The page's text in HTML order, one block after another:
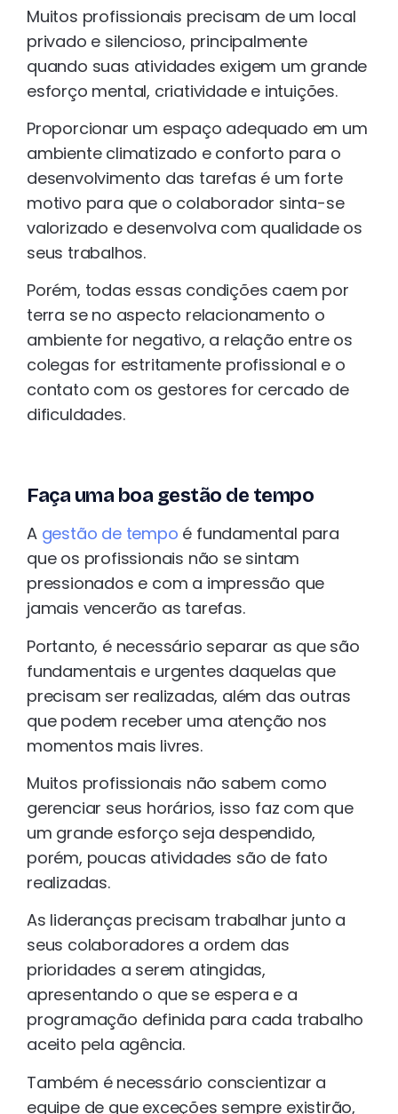
Muitos profissionais precisam de um local
privado e silencioso, principalmente
quando suas atividades exigem um grande
esforço mental, criatividade e intuições.
Proporcionar um espaço adequado em um
ambiente climatizado e conforto para o
desenvolvimento das tarefas é um forte
motivo para que o colaborador sinta-se
valorizado e desenvolva com qualidade os
seus trabalhos.
Porém, todas essas condições caem por
terra se no aspecto relacionamento o
ambiente for negativo, a relação entre os
colegas for estritamente profissional e o
contato com os gestores for cercado de
dificuldades.
Faça uma boa gestão de tempo
A gestão de tempo é fundamental para
que os profissionais não se sintam
pressionados e com a impressão que
jamais vencerão as tarefas.
Portanto, é necessário separar as que são
fundamentais e urgentes daquelas que
precisam ser realizadas, além das outras
que podem receber uma atenção nos
momentos mais livres.
Muitos profissionais não sabem como
gerenciar seus horários, isso faz com que
um grande esforço seja despendido,
porém, poucas atividades são de fato
realizadas.
As lideranças precisam trabalhar junto a
seus colaboradores a ordem das
prioridades a serem atingidas,
apresentando o que se espera e a
programação definida para cada trabalho
aceito pela agência.
Também é necessário conscientizar a
equipe de que exceções sempre existirão,